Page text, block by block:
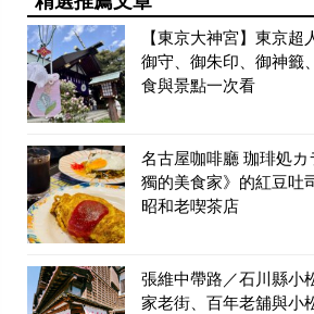
【東京大神宮】東京超
御守、御朱印、御神籤
食與景點一次看
名古屋咖啡廳 珈琲処
獨的美食家》的紅豆吐
昭和老喫茶店
張維中帶路／石川縣小
家老街、百年老舖與小